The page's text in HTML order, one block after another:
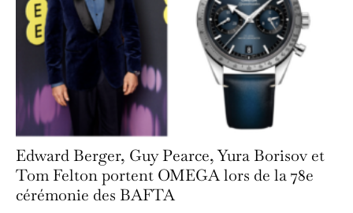
Edward Berger, Guy Pearce, Yura Borisov et
Tom Felton portent OMEGA lors de la 78e
cérémonie des BAFTA